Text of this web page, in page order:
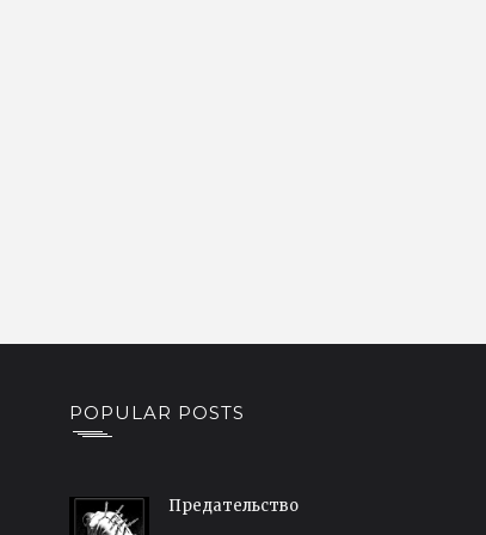
POPULAR POSTS
Предательство